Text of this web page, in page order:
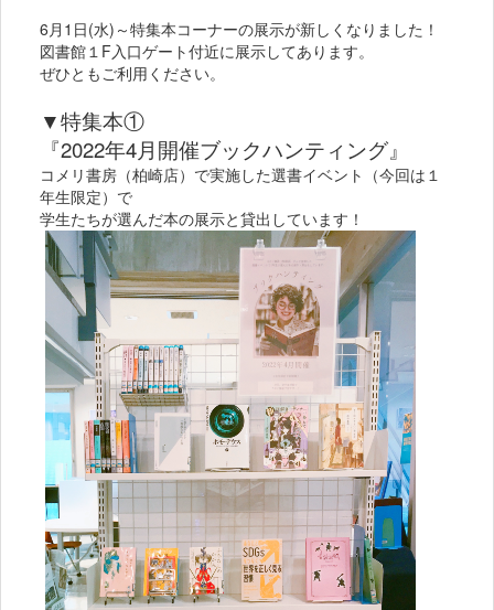
6月1日(水)～特集本コーナーの展示が新しくなりました！
図書館１F入口ゲート付近に展示してあります。
ぜひともご利用ください。
▼特集本①
『2022年4月開催ブックハンティング』
コメリ書房（柏崎店）で実施した選書イベント（今回は１
年生限定）で
学生たちが選んだ本の展示と貸出しています！